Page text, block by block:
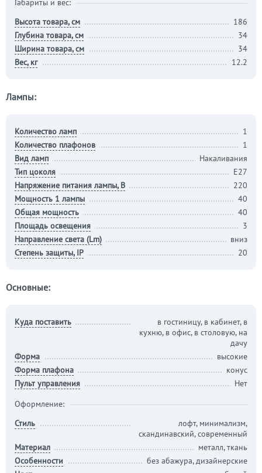
Габариты и вес:
Высота товара, см
186
Глубина товара, см
34
Ширина товара, см
34
Вес, кг
12.2
Лампы:
Количество ламп
1
Количество плафонов
1
Вид ламп
Накаливания
Тип цоколя
E27
Напряжение питания лампы, В
220
Мощность 1 лампы
40
Общая мощность
40
Площадь освещения
3
Направление света (Lm)
вниз
Степень защиты, IP
20
Основные:
Куда поставить
в гостиницу, в кабинет, в
кухню, в офис, в столовую, на
дачу
Форма
высокие
Форма плафона
конус
Пульт управления
Нет
Оформление:
Стиль
лофт, минимализм,
скандинавский, современный
Материал
металл, ткань
Особенности
без абажура, дизайнерские